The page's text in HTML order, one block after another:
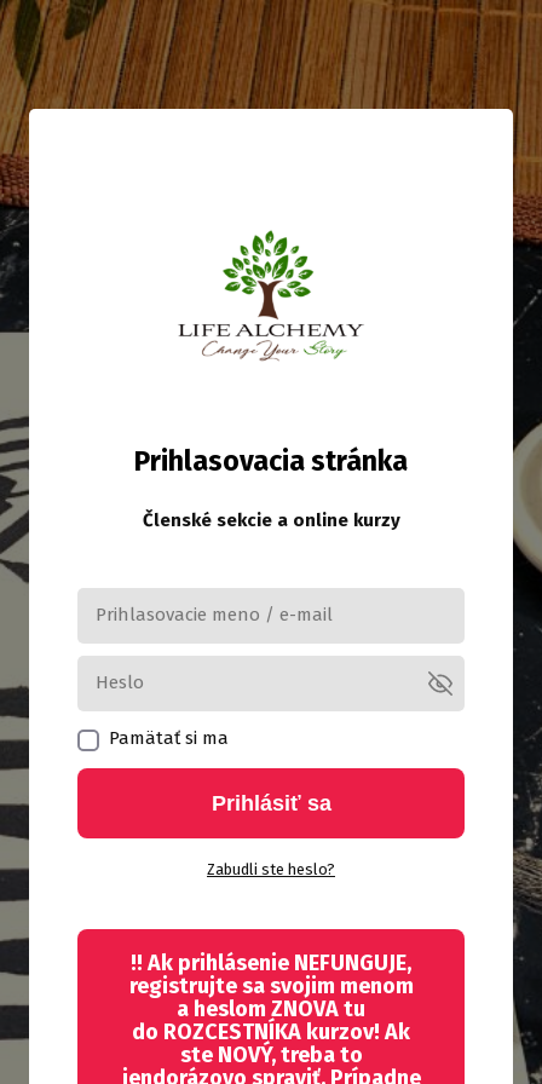
Prihlasovacia stránka
Členské sekcie a online kurzy
Pamätať si ma
Prihlásiť sa
Zabudli ste heslo?
!! Ak prihlásenie NEFUNGUJE,
registrujte sa svojim menom
a heslom ZNOVA tu
do ROZCESTNÍKA kurzov! Ak
ste NOVÝ, treba to
jendorázovo spraviť. Prípadne